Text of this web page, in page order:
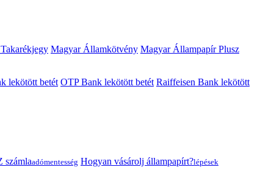
Magyar Államkötvény Magyar Állampapír Plusz
lekötött betét OTP Bank lekötött betét Raiffeisen Bank lekötött
számlaadómentesség Hogyan vásárolj állampapírt?lépések